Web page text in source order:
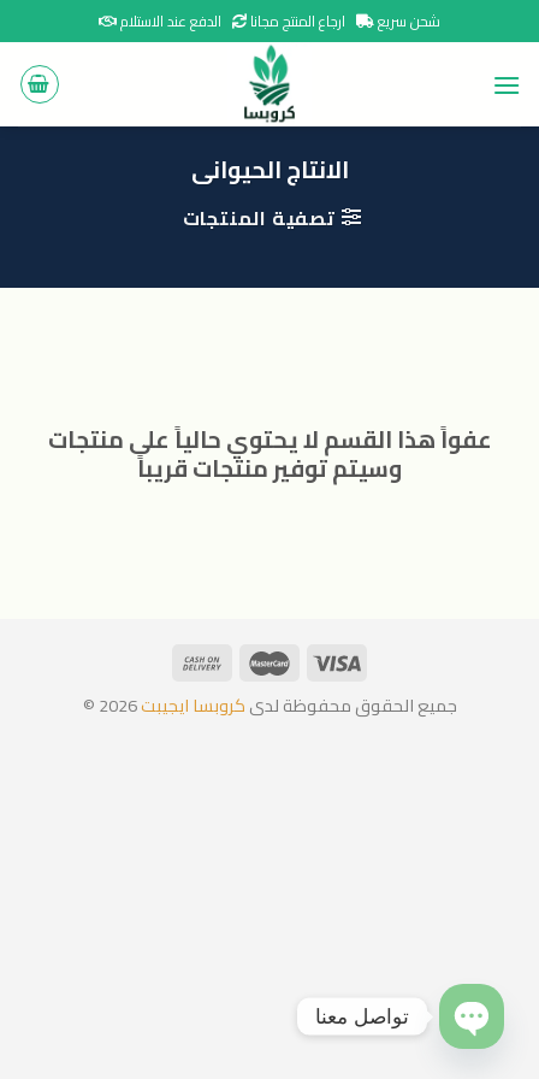
to
content
شحن سريع ارجاع المنتج مجانا الدفع عند الاستلام
الانتاج الحيوانى
تصفية المنتجات
عفواً هذا القسم لا يحتوي حالياً على منتجات
وسيتم توفير منتجات قريباً
جميع الحقوق محفوظة لدىكروبسا ايجيبت2026 ©
تواصل معنا